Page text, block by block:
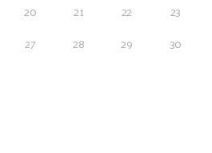
20 21 22
23
27 28 29
30